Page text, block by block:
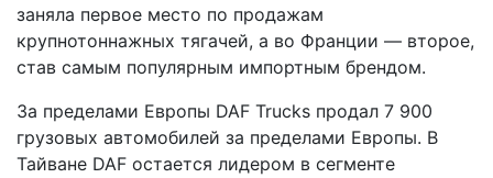
заняла первое место по продажам
крупнотоннажных тягачей, а во Франции — второе,
став самым популярным импортным брендом.
За пределами Европы DAF Trucks продал 7 900
грузовых автомобилей за пределами Европы. В
Тайване DAF остается лидером в сегменте